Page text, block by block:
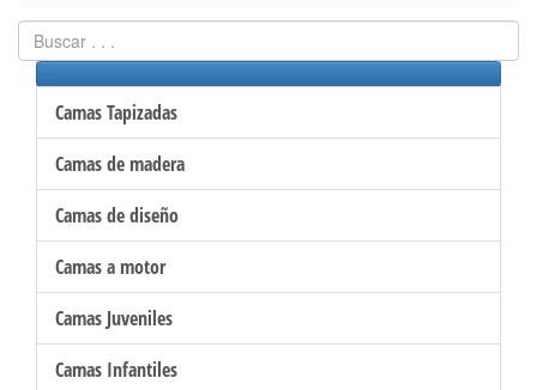
Camas Tapizadas
Camas de madera
Camas de diseño
Camas a motor
Camas Juveniles
Camas Infantiles